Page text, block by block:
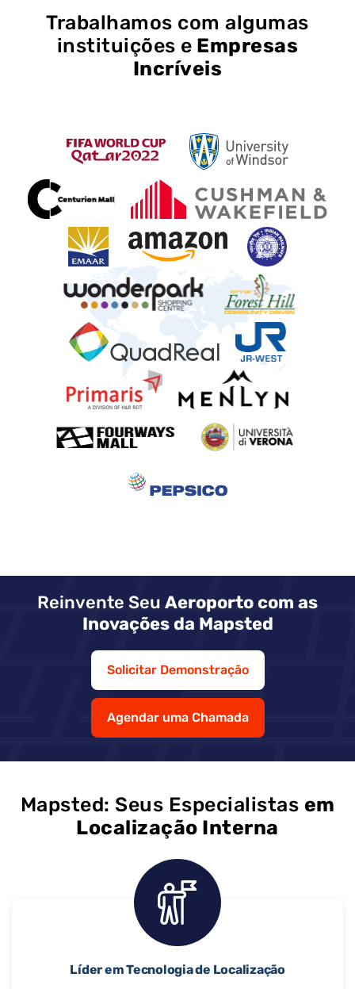
Trabalhamos com algumas
instituições e Empresas
Incríveis
Reinvente Seu Aeroporto com as
Inovações da Mapsted
Solicitar Demonstração
Agendar uma Chamada
Mapsted: Seus Especialistas em
Localização Interna
Líder em Tecnologia de Localização